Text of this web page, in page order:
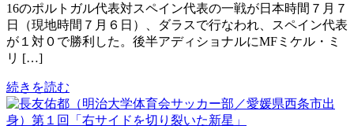
16のポルトガル代表対スペイン代表の一戦が日本時間７月７
日（現地時間７月６日）、ダラスで行なわれ、スペイン代表
が１対０で勝利した。後半アディショナルにMFミケル・ミ
リ […]
続きを読む